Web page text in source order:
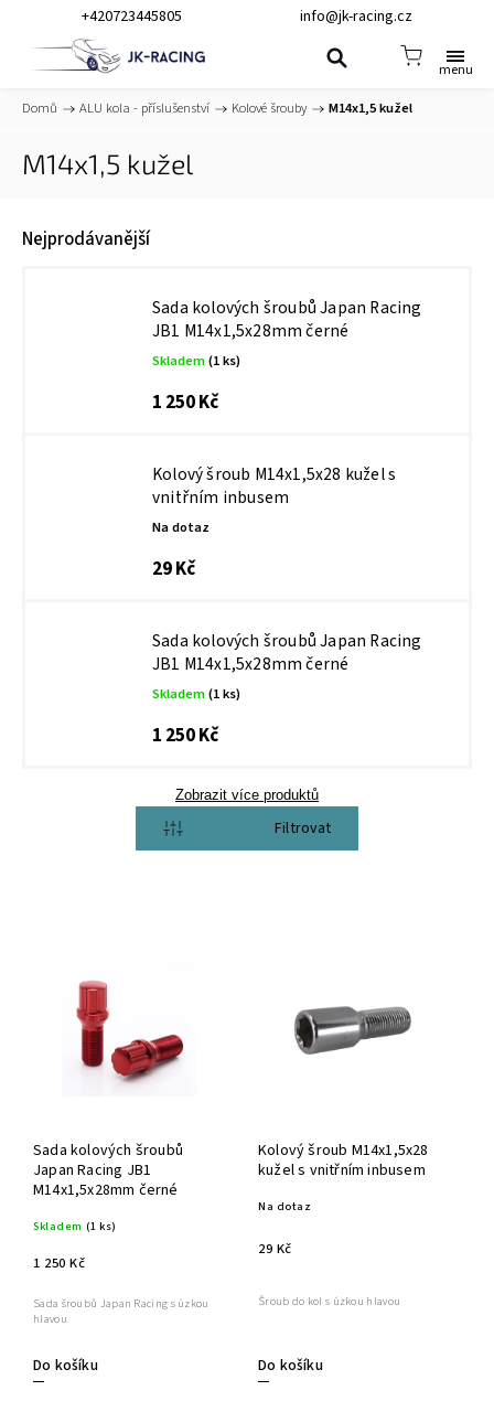
+420723445805 info@jk-racing.cz
Domů / ALU kola - příslušenství / Kolové šrouby / M14x1,5 kužel
M14x1,5 kužel
Nejprodávanější
Sada kolových šroubů Japan Racing
JB1 M14x1,5x28mm černé
Skladem(1 ks)
1 250 Kč
Kolový šroub M14x1,5x28 kužel s
vnitřním inbusem
Na dotaz
29 Kč
Sada kolových šroubů Japan Racing
JB1 M14x1,5x28mm černé
Skladem(1 ks)
1 250 Kč
Zobrazit více produktů
Otevřít filtr
Sada kolových šroubů
Japan Racing JB1
M14x1,5x28mm černé
Skladem (1 ks)
1 250 Kč
Do košíku
Sada šroubů Japan Racing s úzkou
hlavou
Kolový šroub M14x1,5x28
kužel s vnitřním inbusem
Na dotaz
29 Kč
Do košíku
Šroub do kol s úzkou hlavou